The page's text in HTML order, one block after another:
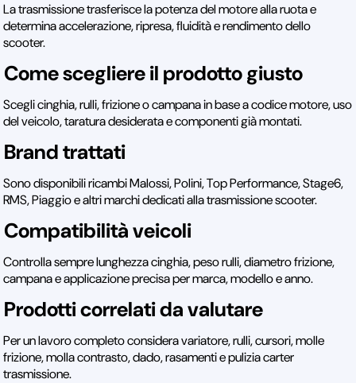
La trasmissione trasferisce la potenza del motore alla ruota e
determina accelerazione, ripresa, fluidità e rendimento dello
scooter.
Come scegliere il prodotto giusto
Scegli cinghia, rulli, frizione o campana in base a codice motore, uso
del veicolo, taratura desiderata e componenti già montati.
Brand trattati
Sono disponibili ricambi Malossi, Polini, Top Performance, Stage6,
RMS, Piaggio e altri marchi dedicati alla trasmissione scooter.
Compatibilità veicoli
Controlla sempre lunghezza cinghia, peso rulli, diametro frizione,
campana e applicazione precisa per marca, modello e anno.
Prodotti correlati da valutare
Per un lavoro completo considera variatore, rulli, cursori, molle
frizione, molla contrasto, dado, rasamenti e pulizia carter
trasmissione.